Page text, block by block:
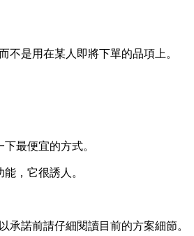
是用在某人即將下單的品項上。
最便宜的方式。
，它很誘人。
諾前請仔細閱讀目前的方案細節。